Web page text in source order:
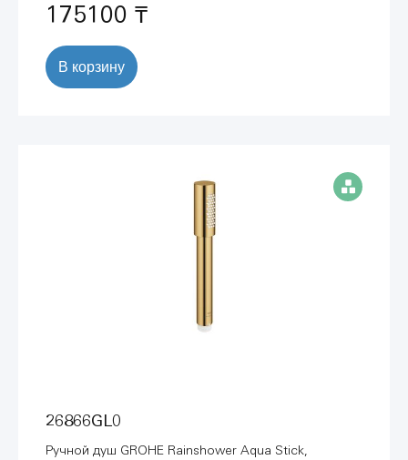
175100 ₸
В корзину
26866GL0
Ручной душ GROHE Rainshower Aqua Stick,